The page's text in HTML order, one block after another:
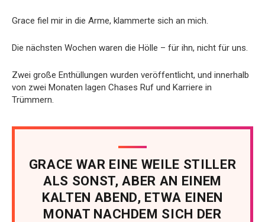
Grace fiel mir in die Arme, klammerte sich an mich.
Die nächsten Wochen waren die Hölle – für ihn, nicht für uns.
Zwei große Enthüllungen wurden veröffentlicht, und innerhalb
von zwei Monaten lagen Chases Ruf und Karriere in
Trümmern.
GRACE WAR EINE WEILE STILLER
ALS SONST, ABER AN EINEM
KALTEN ABEND, ETWA EINEN
MONAT NACHDEM SICH DER